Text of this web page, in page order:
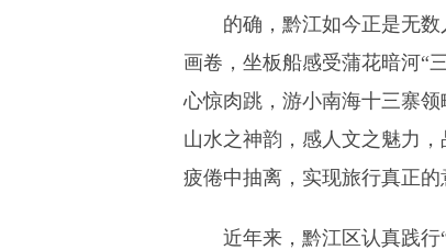
的确，黔江如今正是无
画卷，坐板船感受蒲花暗河“
心惊肉跳，游小南海十三寨
山水之神韵，感人文之魅力
疲倦中抽离，实现旅行真正的
近年来，黔江区认真践